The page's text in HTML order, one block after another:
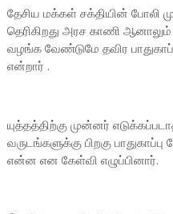
தேசிய மக்கள் சக்தியின் போலி
தெரிகிறது அரச காணி
வழங்க வேண்டுமே தவிர
என்றார் .
யுத்தத்திற்கு முன்னர்
வருடங்களுக்கு பிறகு
என்ன என கேள்வி எழுப்பினார்.